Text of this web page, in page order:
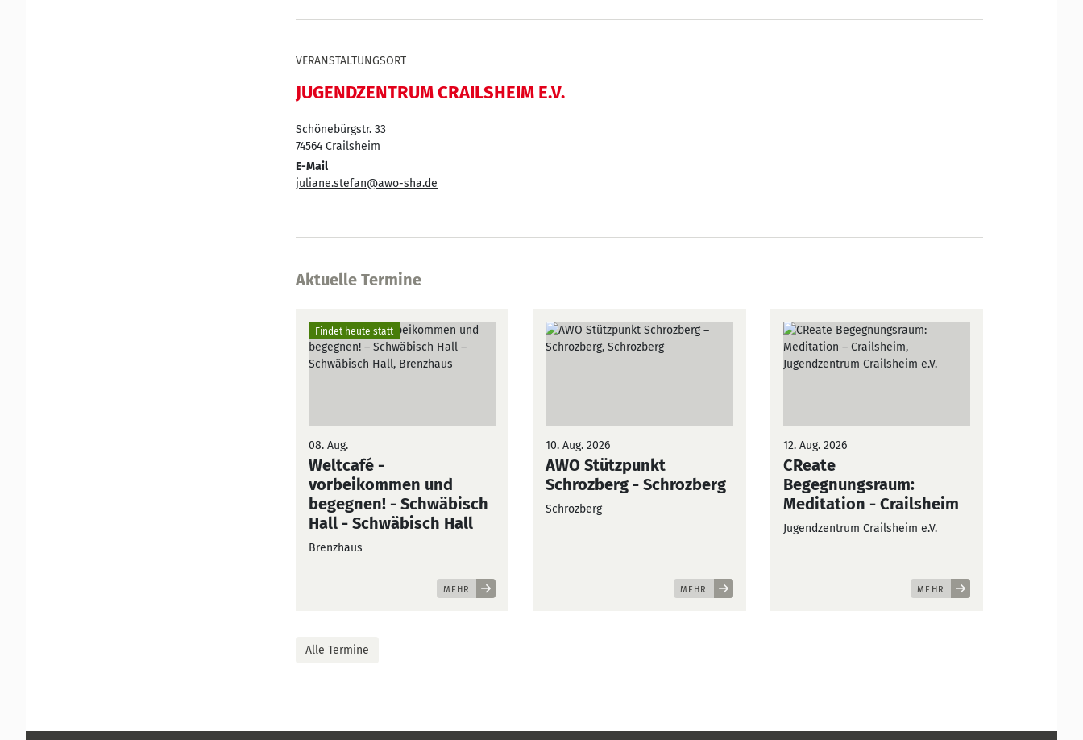
VERANSTALTUNGSORT
JUGENDZENTRUM CRAILSHEIM E.V.
Schönebürgstr. 33
74564 Crailsheim
E-Mail
juliane.stefan@awo-sha.de
Aktuelle Termine
Findet heute statt
08. Aug.
Weltcafé -
vorbeikommen und
begegnen! - Schwäbisch
Hall - Schwäbisch Hall
Brenzhaus
MEHR
10. Aug. 2026
AWO Stützpunkt
Schrozberg - Schrozberg
Schrozberg
MEHR
12. Aug. 2026
CReate
Begegnungsraum:
Meditation - Crailsheim
Jugendzentrum Crailsheim e.V.
MEHR
Alle Termine